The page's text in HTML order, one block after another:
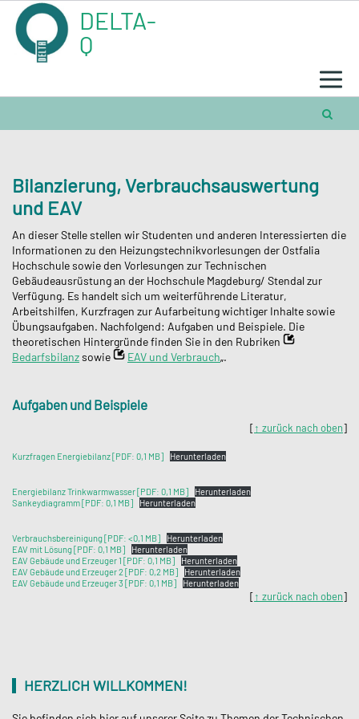
content
DELTA-
Q
Bilanzierung, Verbrauchsauswertung
und EAV
An dieser Stelle stellen wir Studenten und anderen Interessierten die
Informationen zu den Heizungstechnikvorlesungen der Ostfalia
Hochschule sowie den Vorlesungen zur Technischen
Gebäudeausrüstung an der Hochschule Magdeburg/ Stendal zur
Verfügung. Es handelt sich um weiterführende Literatur,
Arbeitshilfen, Kurzfragen zur Aufarbeitung wichtiger Inhalte sowie
Übungsaufgaben. Nachfolgend: Aufgaben und Beispiele. Die
theoretischen Hintergründe finden Sie in den Rubriken
Bedarfsbilanzsowie EAV und Verbrauch„.
Aufgaben und Beispiele
[↑ zurück nach oben]
Kurzfragen Energiebilanz [PDF: 0,1 MB] Herunterladen
Energiebilanz Trinkwarmwasser [PDF: 0,1 MB]
Herunterladen
Sankeydiagramm [PDF: 0,1 MB]
Herunterladen
Verbrauchsbereinigung [PDF: <0,1 MB]
Herunterladen
EAV mit Lösung [PDF: 0,1 MB]
Herunterladen
EAV Gebäude und Erzeuger 1 [PDF: 0,1 MB]
Herunterladen
EAV Gebäude und Erzeuger 2 [PDF: 0,2 MB]
Herunterladen
EAV Gebäude und Erzeuger 3 [PDF: 0,1 MB]
Herunterladen
[↑ zurück nach oben]
HERZLICH WILLKOMMEN!